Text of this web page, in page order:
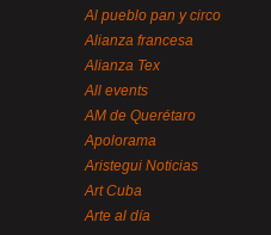
Al pueblo pan y circo
Alianza francesa
Alianza Tex
All events
AM de Querétaro
Apolorama
Aristegui Noticias
Art Cuba
Arte al día